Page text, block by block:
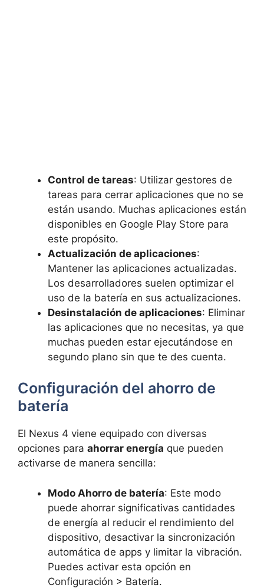
Control de tareas: Utilizar gestores de
tareas para cerrar aplicaciones que no se
están usando. Muchas aplicaciones están
disponibles en Google Play Store para
este propósito.
Actualización de aplicaciones:
Mantener las aplicaciones actualizadas.
Los desarrolladores suelen optimizar el
uso de la batería en sus actualizaciones.
Desinstalación de aplicaciones: Eliminar
las aplicaciones que no necesitas, ya que
muchas pueden estar ejecutándose en
segundo plano sin que te des cuenta.
Configuración del ahorro de
batería
El Nexus 4 viene equipado con diversas
opciones para ahorrar energía que pueden
activarse de manera sencilla:
Modo Ahorro de batería: Este modo
puede ahorrar significativas cantidades
de energía al reducir el rendimiento del
dispositivo, desactivar la sincronización
automática de apps y limitar la vibración.
Puedes activar esta opción en
Configuración > Batería.